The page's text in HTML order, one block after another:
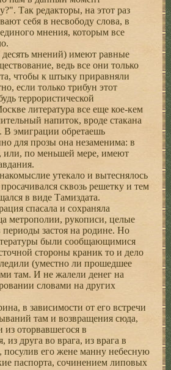
Так редакторы, на этот раз
себя в несвободу слова, в
мнения, которым все
мнений) имеют равные
ведь все они только
чтобы к штыку приравняли
если только трибун этот
террористической
литература все еще кое-кем
напиток, вроде стакана
В эмиграции обретаешь
для прозы она незаменима: в
или, по меньшей мере, имеют
утекало и вытеснялось
сквозь решетку и тем
в виде Тамиздата.
спасала и сохраняла
метрополии, рукописи, целые
застоя на родине. Но
были сообщающимися
стороны краник то и дело
(уместно ли прошедшее
там. И не жалели денег на
словами на других
в зависимости от его встречи
там и возвращения сюда,
оторвавшегося в
из друга во врага, из врага в
посулив его жене манну небесную
паспорта, сочинением липовых